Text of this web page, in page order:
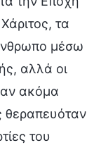
τα
μέσω
αλλά οι
ακόμα
του